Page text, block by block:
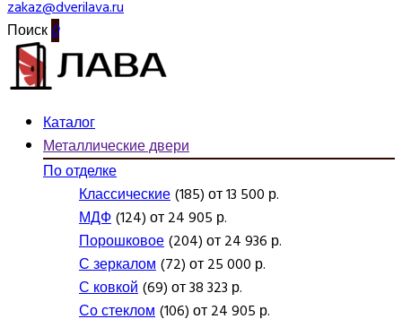
zakaz@dverilava.ru
Поиск0
Каталог
Металлические двери
По отделке
Классические(185) от 13 500 р.
МДФ(124) от 24 905 р.
Порошковое(204) от 24 936 р.
С зеркалом(72) от 25 000 р.
С ковкой(69) от 38 323 р.
Со стеклом(106) от 24 905 р.